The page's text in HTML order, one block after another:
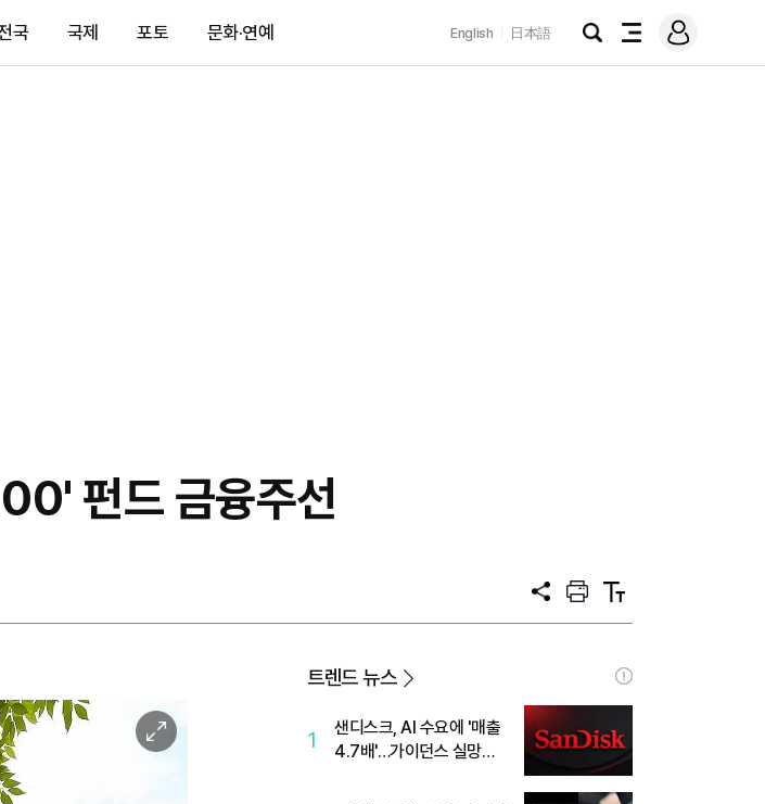
국 국제 포토 문화·연예 English 日本語
검
전
메
그
펀드 금융주선
공
프
트
텍
트
이
미
트렌드 뉴스
1
샌디스크, AI 수요에 '매출
4.7배'…가이던스 실망에